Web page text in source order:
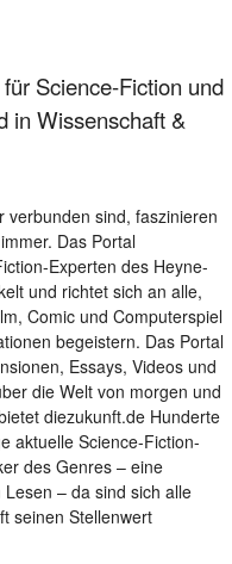
Science-Fiction und
in Wissenschaft &
verbunden sind, faszinieren
Das Portal
Experten des Heyne-
und richtet sich an alle,
Comic und Computerspiel
begeistern. Das Portal
Essays, Videos und
die Welt von morgen und
diezukunft.de Hunderte
aktuelle Science-Fiction-
des Genres – eine
– da sind sich alle
seinen Stellenwert